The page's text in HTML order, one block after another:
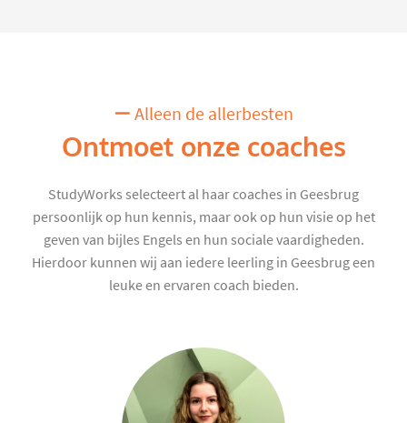
Alleen de allerbesten
Ontmoet onze coaches
StudyWorks selecteert al haar coaches in Geesbrug
persoonlijk op hun kennis, maar ook op hun visie op het
geven van bijles Engels en hun sociale vaardigheden.
Hierdoor kunnen wij aan iedere leerling in Geesbrug een
leuke en ervaren coach bieden.